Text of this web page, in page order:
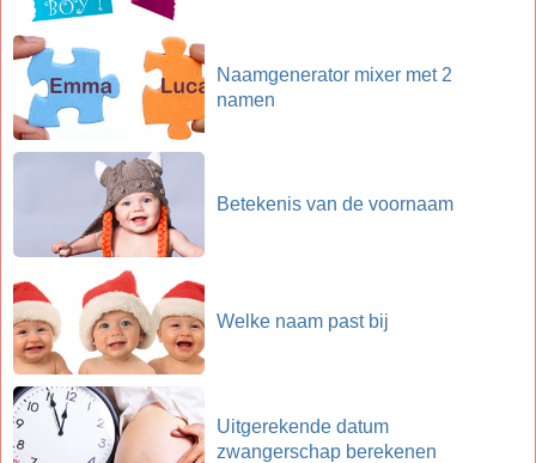
Naamgenerator mixer met 2
namen
Betekenis van de voornaam
Welke naam past bij
Uitgerekende datum
zwangerschap berekenen